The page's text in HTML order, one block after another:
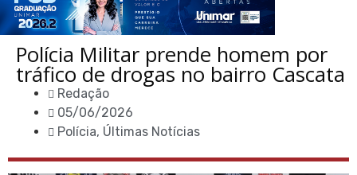
Polícia Militar prende homem por
tráfico de drogas no bairro Cascata
Redação
05/06/2026
Polícia, Últimas Notícias